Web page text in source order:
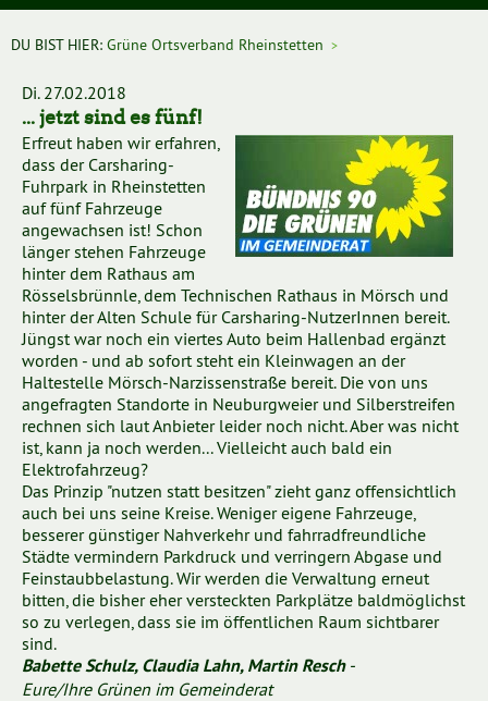
DU BIST HIER: Grüne Ortsverband Rheinstetten >
Di. 27.02.2018
... jetzt sind es fünf!
Erfreut haben wir erfahren,
dass der Carsharing-
Fuhrpark in Rheinstetten
auf fünf Fahrzeuge
angewachsen ist! Schon
länger stehen Fahrzeuge
hinter dem Rathaus am
Rösselsbrünnle, dem Technischen Rathaus in Mörsch und
hinter der Alten Schule für Carsharing-NutzerInnen bereit.
Jüngst war noch ein viertes Auto beim Hallenbad ergänzt
worden - und ab sofort steht ein Kleinwagen an der
Haltestelle Mörsch-Narzissenstraße bereit. Die von uns
angefragten Standorte in Neuburgweier und Silberstreifen
rechnen sich laut Anbieter leider noch nicht. Aber was nicht
ist, kann ja noch werden... Vielleicht auch bald ein
Elektrofahrzeug?
Das Prinzip "nutzen statt besitzen" zieht ganz offensichtlich
auch bei uns seine Kreise. Weniger eigene Fahrzeuge,
besserer günstiger Nahverkehr und fahrradfreundliche
Städte vermindern Parkdruck und verringern Abgase und
Feinstaubbelastung. Wir werden die Verwaltung erneut
bitten, die bisher eher versteckten Parkplätze baldmöglichst
so zu verlegen, dass sie im öffentlichen Raum sichtbarer
sind.
Babette Schulz, Claudia Lahn, Martin Resch-
Eure/Ihre Grünen im Gemeinderat